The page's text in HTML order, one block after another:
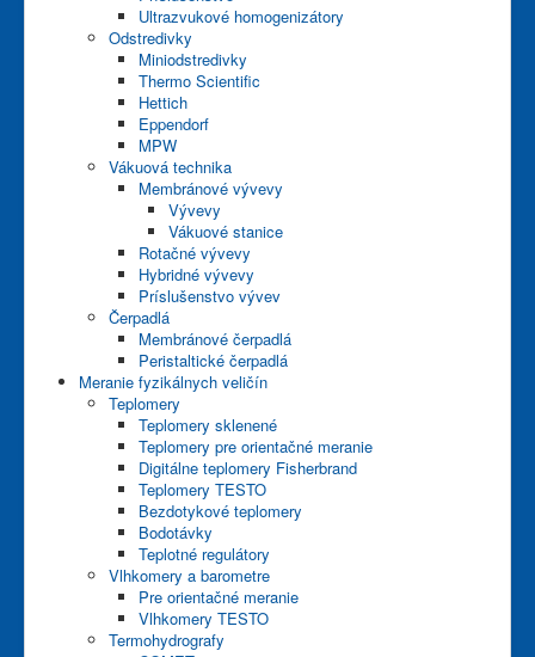
Ultrazvukové homogenizátory
Odstredivky
Miniodstredivky
Thermo Scientific
Hettich
Eppendorf
MPW
Vákuová technika
Membránové vývevy
Vývevy
Vákuové stanice
Rotačné vývevy
Hybridné vývevy
Príslušenstvo vývev
Čerpadlá
Membránové čerpadlá
Peristaltické čerpadlá
Meranie fyzikálnych veličín
Teplomery
Teplomery sklenené
Teplomery pre orientačné meranie
Digitálne teplomery Fisherbrand
Teplomery TESTO
Bezdotykové teplomery
Bodotávky
Teplotné regulátory
Vlhkomery a barometre
Pre orientačné meranie
Vlhkomery TESTO
Termohydrografy